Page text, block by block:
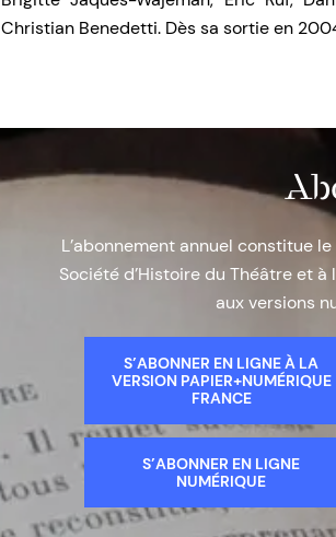
Christian Benedetti. Dès sa sortie en
L’abonnement annuel constitue
Société d’Histoire du Théâtre et
aux versions
S’ABONNER EN LIGNE À LA
VERSION PAPIER+NUMÉRIQUE
FRANCE
S’ABONNER EN LIGNE
NUMÉRIQUE